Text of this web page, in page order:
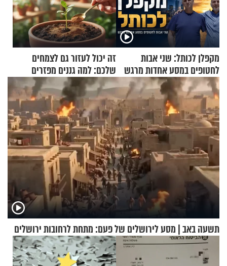
מקפלן לכותל: שני אבות
לחטופים במסע אחדות מרגש
זה יכול לעזור גם לצמחים
שלכם: למה גננים מפזרים
קינמון בעציצים?
תשעה באב | מסע לירושלים של פעם: מתחת לרחובות ירושלים